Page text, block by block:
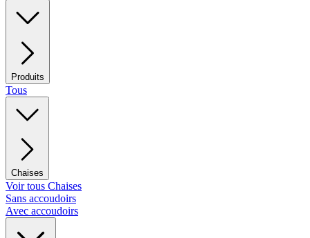
Produits
Tous
Chaises
Voir tous Chaises
Sans accoudoirs
Avec accoudoirs